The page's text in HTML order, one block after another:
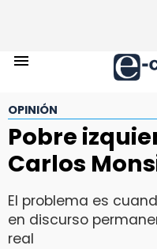
OPINIÓN
Pobre
Carlos
El problema es
en discurso
real